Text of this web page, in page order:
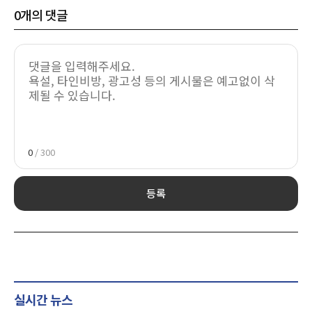
0개의 댓글
0 / 300
등록
실시간 뉴스